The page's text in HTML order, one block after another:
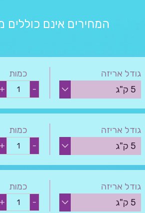
המחירים אינם כוללים
גודל אריזה כמות
- סטו
סטאריל
C1618
quantity
+
גודל אריזה כמות
- סטאריל
אלכוהול
+
גודל אריזה כמות
- סטיל
אלכוהול
+